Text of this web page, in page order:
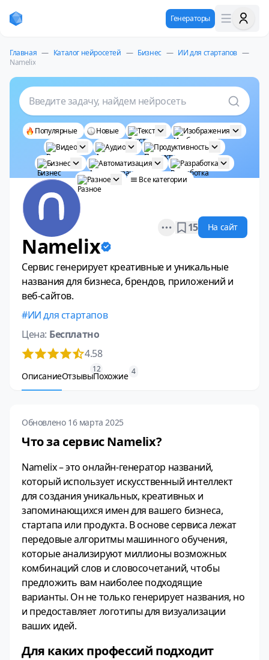
Генераторы
Главная — Каталог нейросетей — Бизнес — ИИ для стартапов —
Namelix
Введите задачу, найдем нейросеть
Популярные Новые Текст
Изображения
Видео
Аудио
Продуктивность
Бизнес
Автоматизация
Разработка
Разное
Все категории
Open options
15 На сайт
Namelix
Сервис генерирует креативные и уникальные
названия для бизнеса, брендов, приложений и
веб-сайтов.
ИИ для стартапов
Цена: Бесплатно
4.58
ОписаниеОтзывы
12
Похожие 4
Обновлено 16 марта 2025
Что за сервис Namelix?
Namelix – это онлайн-генератор названий,
который использует искусственный интеллект
для создания уникальных, креативных и
запоминающихся имен для вашего бизнеса,
стартапа или продукта. В основе сервиса лежат
передовые алгоритмы машинного обучения,
которые анализируют миллионы возможных
комбинаций слов и словосочетаний, чтобы
предложить вам наиболее подходящие
варианты. Он не только генерирует названия, но
и предоставляет логотипы для визуализации
ваших идей.
Для каких профессий подходит